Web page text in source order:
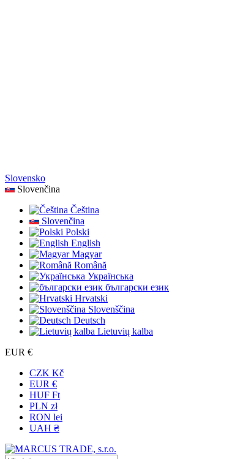
Slovensko
Slovenčina
Čeština
Slovenčina
Polski
English
Magyar
Română
Українська
български език
Hrvatski
Slovenščina
Deutsch
Lietuvių kalba
EUR €
CZK Kč
EUR €
HUF Ft
PLN zł
RON lei
UAH ₴